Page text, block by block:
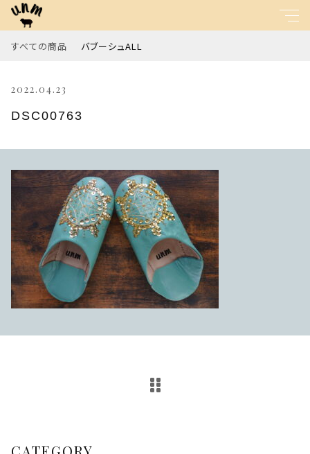
すべての商品 バブーシュALL
2022.04.23
DSC00763
親カテゴリ
子カテゴリ
価格帯
～
並び順
セール